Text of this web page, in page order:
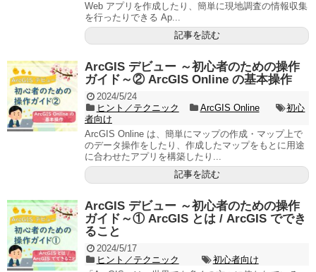
Web アプリを作成したり、簡単に現地調査の情報収集
を行ったりできる Ap...
記事を読む
ArcGIS デビュー ～初心者のための操作
ガイド～② ArcGIS Online の基本操作
2024/5/24
ヒント／テクニック
ArcGIS Online
初心
者向け
ArcGIS Online は、簡単にマップの作成・マップ上で
のデータ操作をしたり、作成したマップをもとに用途
に合わせたアプリを構築したり...
記事を読む
ArcGIS デビュー ～初心者のための操作
ガイド～① ArcGIS とは / ArcGIS ででき
ること
2024/5/17
ヒント／テクニック
初心者向け